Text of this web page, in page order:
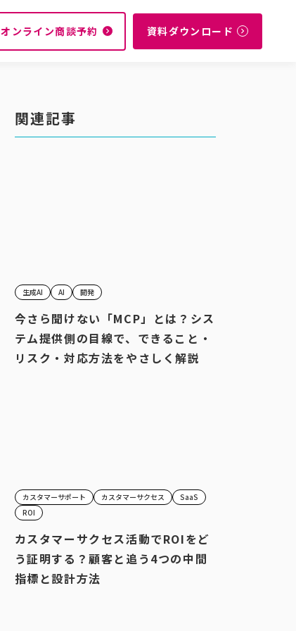
オンライン商談予約 navigate_next 資料ダウンロード navigate_next
関連記事
生成AI AI 開発
今さら聞けない「MCP」とは？シス
テム提供側の目線で、できること・
リスク・対応方法をやさしく解説
カスタマーサポート カスタマーサクセス
SaaS
ROI
カスタマーサクセス活動でROIをど
う証明する？顧客と追う4つの中間
指標と設計方法